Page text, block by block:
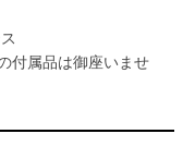
付属品は御座いませ